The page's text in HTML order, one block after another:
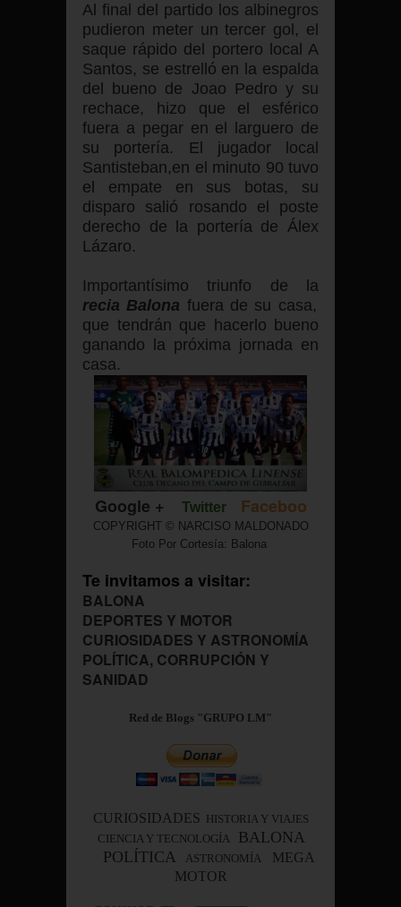
Al final del partido los albinegros
pudieron meter un tercer gol, el
saque rápido del portero local A
Santos, se estrelló en la espalda
del bueno de Joao Pedro y su
rechace, hizo que el esférico
fuera a pegar en el larguero de
su portería. El jugador local
Santisteban,en el minuto 90 tuvo
el empate en sus botas, su
disparo salió rosando el poste
derecho de la portería de Álex
Lázaro.
Importantísimo triunfo de la
recia Balona fuera de su casa,
que tendrán que hacerlo bueno
ganando la próxima jornada en
casa.
Google + Twitter Faceboo
COPYRIGHT © NARCISO MALDONADO
Foto Por Cortesía: Balona
Te invitamos a visitar:
BALONA
DEPORTES Y MOTOR
CURIOSIDADES Y ASTRONOMÍA
POLÍTICA, CORRUPCIÓN Y
SANIDAD
Red de Blogs "GRUPO LM"
CURIOSIDADES HISTORIA Y VIAJES
CIENCIA Y TECNOLOGÍA
BALONA
POLÍTICA
ASTRONOMÍA
MEGA
MOTOR